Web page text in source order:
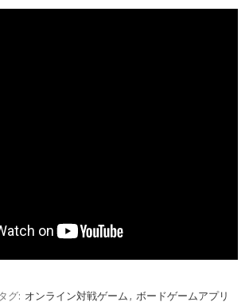
タグ: オンライン対戦ゲーム , ボードゲームアプリ